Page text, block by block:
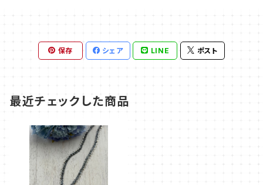
保存 シェア LINE ポスト
最近チェックした商品